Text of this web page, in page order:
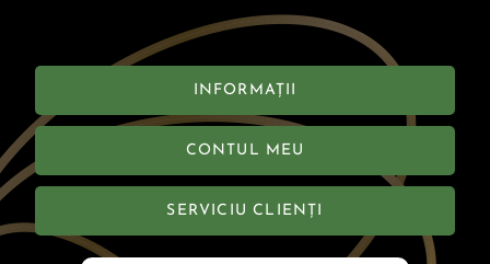
INFORMAȚII
CONTUL MEU
SERVICIU CLIENȚI